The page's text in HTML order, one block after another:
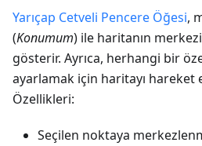
Yarıçap Cetveli Pencere Öğesi,
(Konumum) ile haritanın
gösterir. Ayrıca, herhangi bir
ayarlamak için haritayı
Özellikleri:
Seçilen noktaya